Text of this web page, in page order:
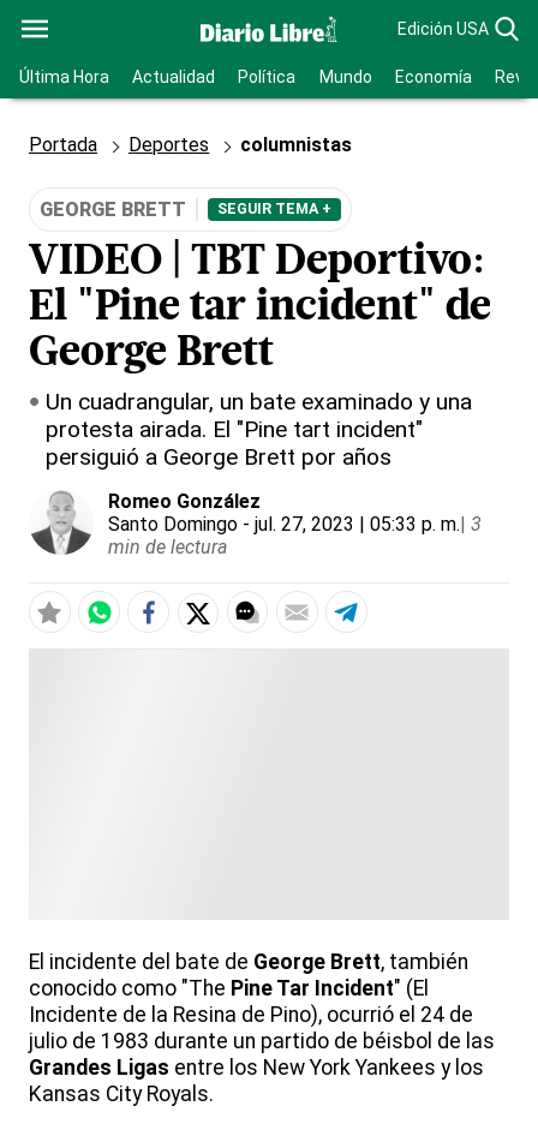
Edición USA
Última Hora Actualidad Política Mundo Economía
Portada Deportes columnistas
GEORGE BRETT SEGUIR TEMA +
VIDEO | TBT Deportivo:
El "Pine tar incident" de
George Brett
Un cuadrangular, un bate examinado y una
protesta airada. El "Pine tart incident"
persiguió a George Brett por años
Romeo González
Santo Domingo - jul. 27, 2023 | 05:33 p. m.| 3
min de lectura
El incidente del bate de George Brett, también
conocido como "The Pine Tar Incident" (El
Incidente de la Resina de Pino), ocurrió el 24 de
julio de 1983 durante un partido de béisbol de las
Grandes Ligas entre los New York Yankees y los
Kansas City Royals.